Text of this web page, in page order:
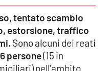
tentato scambio
estorsione, traffico
Sono alcuni dei reati
persone(15 in
nell'ambito